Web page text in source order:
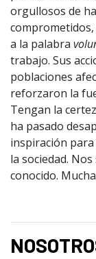
orgullosos de
a la palabra
trabajo. Sus
poblaciones
reforzaron la
Tengan la
ha pasado
inspiración
la sociedad.
conocido.